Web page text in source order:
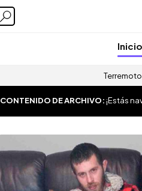
Inicio
CONTENIDO DE ARCHIVO:¡Estás